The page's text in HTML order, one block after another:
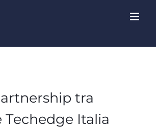
tra
Techedge Italia